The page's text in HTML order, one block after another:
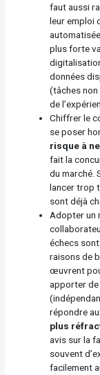
faut aussi
leur emploi
plus forte
données
(tâches
de
Chiffrer le
se poser
risque à
fait la
du marché.
lancer trop
sont déjà
Adopter un
échecs
raisons de
œuvrent
apporter de
répondre
plus
avis sur la
souvent
facilement